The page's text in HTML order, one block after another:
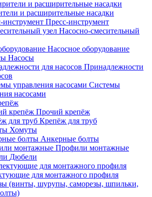
и расширительные насадки
Пресс-инструмент
Насосно-смесительный
Насосное оборудование
Насосы
Принадлежности
Системы
насосами
Прочий крепёж
Крепёж для труб
Хомуты
Анкерные болты
Профили монтажные
Дюбели
для монтажного профиля